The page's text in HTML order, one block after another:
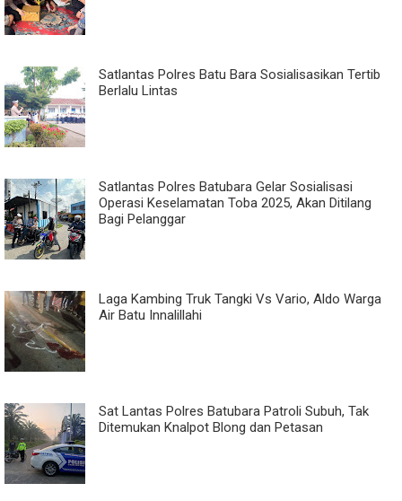
Satlantas Polres Batu Bara Sosialisasikan Tertib
Berlalu Lintas
Satlantas Polres Batubara Gelar Sosialisasi
Operasi Keselamatan Toba 2025, Akan Ditilang
Bagi Pelanggar
Laga Kambing Truk Tangki Vs Vario, Aldo Warga
Air Batu Innalillahi
Sat Lantas Polres Batubara Patroli Subuh, Tak
Ditemukan Knalpot Blong dan Petasan